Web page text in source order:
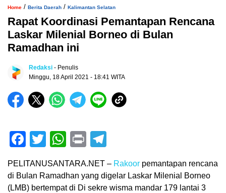
Home / Berita Daerah / Kalimantan Selatan
Rapat Koordinasi Pemantapan Rencana
Laskar Milenial Borneo di Bulan
Ramadhan ini
Redaksi - Penulis
Minggu, 18 April 2021 - 18:41 WITA
Facebook
TwitterWhatsApp
Print
PELITANUSANTARA.NET – Rakoor pemantapan rencana
di Bulan Ramadhan yang digelar Laskar Milenial Borneo
(LMB) bertempat di Di sekre wisma mandar 179 lantai 3